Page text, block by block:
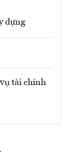
dựng
tài chính